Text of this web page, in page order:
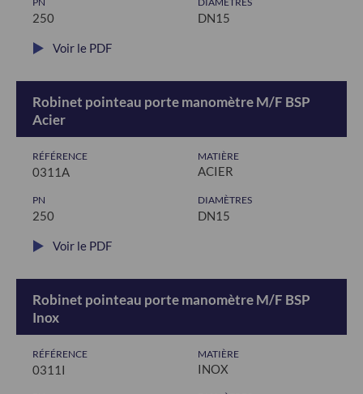
250 DN15
Voir le PDF
Robinet pointeau porte manomètre M/F BSP
Acier
RÉFÉRENCE
0311A
MATIÈRE
ACIER
PN
250
DIAMÈTRES
DN15
Voir le PDF
Robinet pointeau porte manomètre M/F BSP
Inox
RÉFÉRENCE
0311I
MATIÈRE
INOX